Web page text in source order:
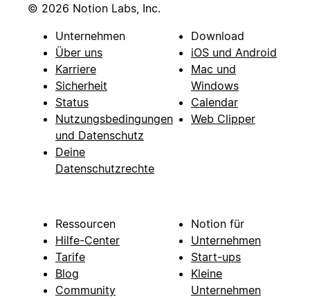
© 2026 Notion Labs, Inc.
Unternehmen
Über uns
Karriere
Sicherheit
Status
Nutzungsbedingungen
und Datenschutz
Deine
Datenschutzrechte
Download
iOS und Android
Mac und
Windows
Calendar
Web Clipper
Ressourcen
Hilfe-Center
Tarife
Blog
Community
Notion für
Unternehmen
Start-ups
Kleine
Unternehmen